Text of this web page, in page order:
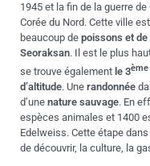
1945 et la fin de la guerre
Corée du Nord. Cette ville
beaucoup de poissons et
Seoraksan. Il est le plus
se trouve également le 3ème
d’altitude. Une randonnée
d’une nature sauvage. En
espèces animales et 1400
Edelweiss. Cette étape
de découvrir, la culture, la